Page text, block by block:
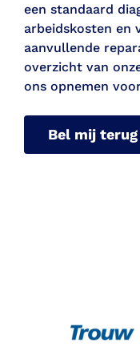
een standaard
arbeidskosten en
aanvullende
overzicht van
ons opnemen
Bel mij terug